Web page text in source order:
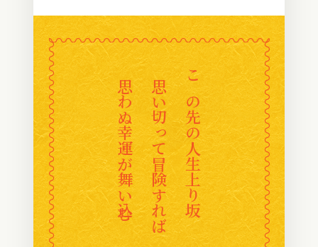
この先の人生上り坂
思い切って冒険すれば
思わぬ幸運が舞い込む
〰〰〰〰〰〰〰〰〰〰〰〰〰〰〰
〰
〰
〰
〰
〰
〰
〰
〰
〰
〰
〰
〰
〰
〰
〰
〰
〰
〰
〰
〰
〰
〰
〰
〰
〰
〰